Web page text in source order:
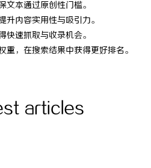
本通过原创性门槛。
内容实用性与吸引力。
速抓取与收录机会。
，在搜索结果中获得更好排名。
articles